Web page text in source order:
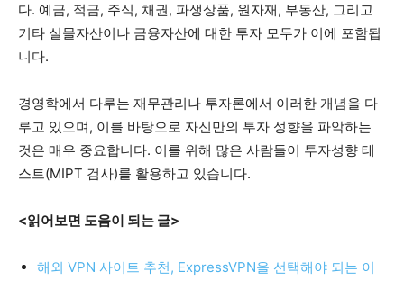
다. 예금, 적금, 주식, 채권, 파생상품, 원자재, 부동산, 그리고
기타 실물자산이나 금융자산에 대한 투자 모두가 이에 포함됩
니다.
경영학에서 다루는 재무관리나 투자론에서 이러한 개념을 다
루고 있으며, 이를 바탕으로 자신만의 투자 성향을 파악하는
것은 매우 중요합니다. 이를 위해 많은 사람들이 투자성향 테
스트(MIPT 검사)를 활용하고 있습니다.
<읽어보면 도움이 되는 글>
해외 VPN 사이트 추천, ExpressVPN을 선택해야 되는 이